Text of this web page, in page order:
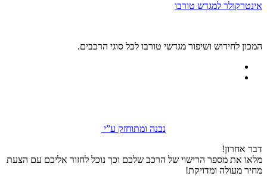
אינטרקולר למגדש טורבו
המכון לחידוש ושיפור מגדשי טורבו לכל סוגי הרכבים.
נבנה ומתוחזק ע”י
דבר אחרון!
מלאו את מספר הרישוי של הרכב שלכם וכך נוכל לחזור אליכם עם הצעת
מחיר מעולה ומדויקת!